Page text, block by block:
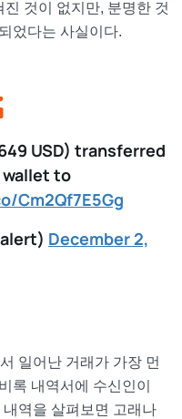
것이 없지만, 분명한 것
었다는 사실이다.
USD) transferred
to
Cm2Qf7E5Gg
December 2,
일어난 거래가 가장 먼
록 내역서에 수신인이
내역을 살펴보면 고래나